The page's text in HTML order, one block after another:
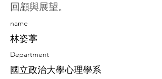
回顧與展望。
​name
林姿葶
Department
國立政治大學心理學系